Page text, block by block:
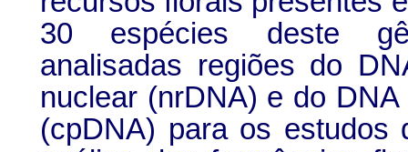
30 espécies deste
analisadas regiões do
nuclear (nrDNA) e do
(cpDNA) para os estudos